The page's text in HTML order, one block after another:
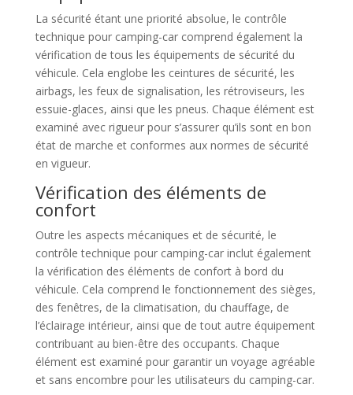
La sécurité étant une priorité absolue, le contrôle
technique pour camping-car comprend également la
vérification de tous les équipements de sécurité du
véhicule. Cela englobe les ceintures de sécurité, les
airbags, les feux de signalisation, les rétroviseurs, les
essuie-glaces, ainsi que les pneus. Chaque élément est
examiné avec rigueur pour s’assurer qu’ils sont en bon
état de marche et conformes aux normes de sécurité
en vigueur.
Vérification des éléments de
confort
Outre les aspects mécaniques et de sécurité, le
contrôle technique pour camping-car inclut également
la vérification des éléments de confort à bord du
véhicule. Cela comprend le fonctionnement des sièges,
des fenêtres, de la climatisation, du chauffage, de
l’éclairage intérieur, ainsi que de tout autre équipement
contribuant au bien-être des occupants. Chaque
élément est examiné pour garantir un voyage agréable
et sans encombre pour les utilisateurs du camping-car.